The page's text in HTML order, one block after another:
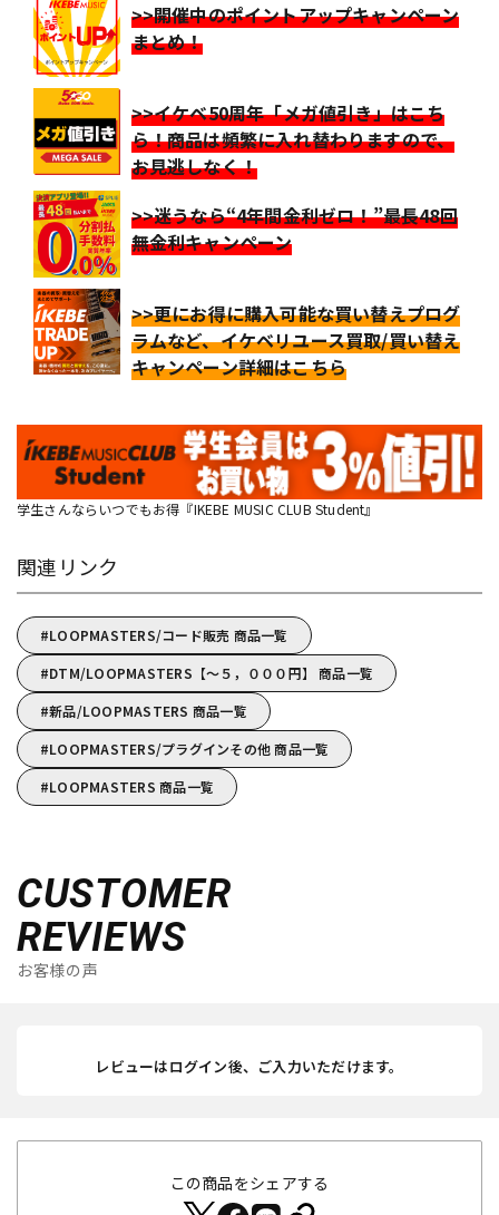
>>開催中のポイントアップキャンペーン
まとめ！
>>イケベ50周年「メガ値引き」はこち
ら！商品は頻繁に入れ替わりますので、
お見逃しなく！
>>迷うなら“4年間金利ゼロ！”最長48回
無金利キャンペーン
>>更にお得に購入可能な買い替えプログ
ラムなど、イケベリユース買取/買い替え
キャンペーン詳細はこちら
学生さんならいつでもお得『IKEBE MUSIC CLUB Student』
関連リンク
LOOPMASTERS/コード販売 商品一覧
DTM/LOOPMASTERS【～５，０００円】 商品一覧
新品/LOOPMASTERS 商品一覧
LOOPMASTERS/プラグインその他 商品一覧
LOOPMASTERS 商品一覧
CUSTOMER
REVIEWS
お客様の声
レビューはログイン後、ご入力いただけます。
この商品をシェアする